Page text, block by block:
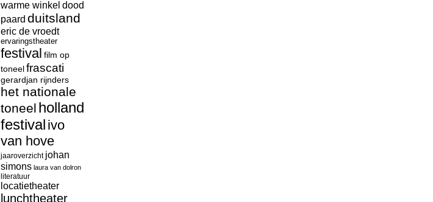
warme winkel dood
paard duitsland
eric de vroedt
ervaringstheater
festival film op
toneelfrascati
gerardjan rijnders
het nationale
toneel holland
festival ivo
van hove
jaaroverzicht johan
simons laura van dolron
literatuur
locatietheater
lunchtheater